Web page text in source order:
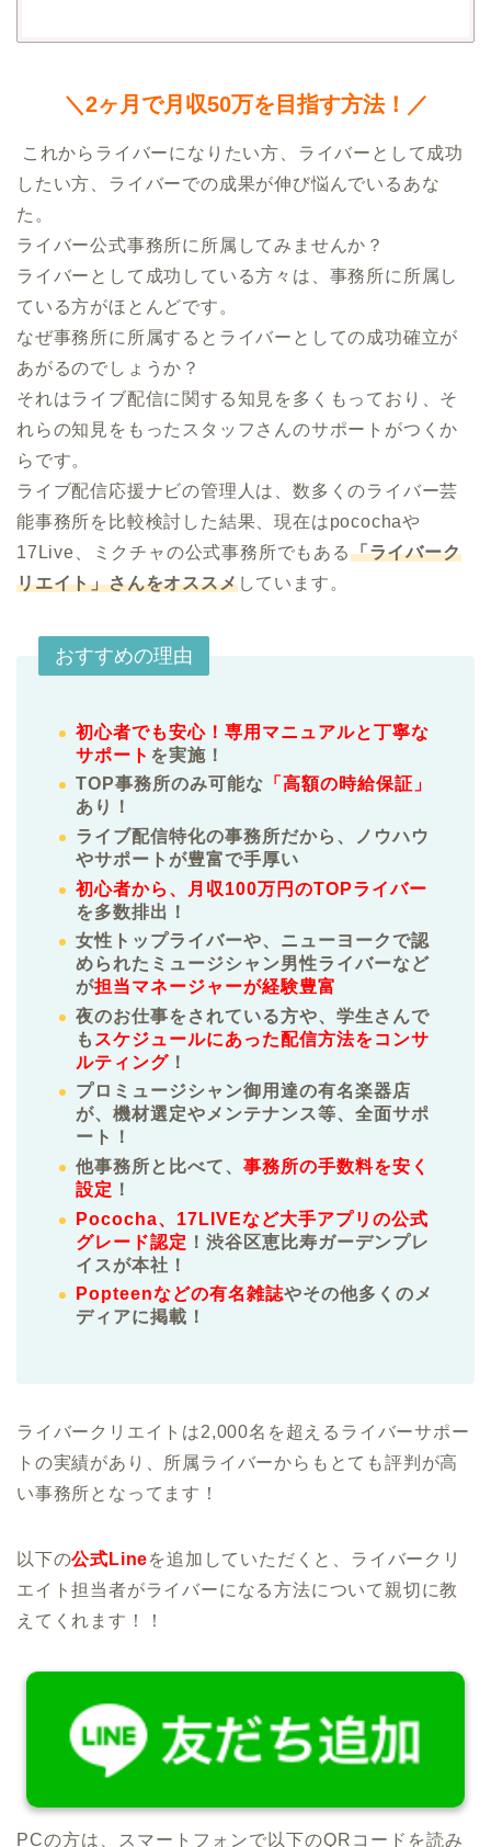
＼2ヶ月で月収50万を目指す方法！／
したい方、ライバーでの成果が伸び悩んでいるあな
た。
ライバー公式事務所に所属してみませんか？
ライバーとして成功している方々は、事務所に所属し
ている方がほとんどです。
なぜ事務所に所属するとライバーとしての成功確立が
あがるのでしょうか？
それはライブ配信に関する知見を多くもっており、そ
れらの知見をもったスタッフさんのサポートがつくか
らです。
ライブ配信応援ナビの管理人は、数多くのライバー芸
能事務所を比較検討した結果、現在はpocochaや
17Live、ミクチャの公式事務所でもある「ライバーク
リエイト」さんをオススメしています。
おすすめの理由
初心者でも安心！専用マニュアルと丁寧な
サポート を実施！
TOP事務所のみ可能な 「高額の時給保証」
あり！
ライブ配信特化の事務所だから、ノウハウ
やサポートが豊富で手厚い
初心者から、月収100万円のTOPライバー
を多数排出！
女性トップライバーや、ニューヨークで認
められたミュージシャン男性ライバーなど
が担当マネージャーが経験豊富
夜のお仕事をされている方や、学生さんで
も スケジュールにあった配信方法をコンサ
ルティング ！
プロミュージシャン御用達の有名楽器店
が、機材選定やメンテナンス等、全面サポ
ート！
他事務所と比べて、 事務所の手数料を安く
設定 ！
Pococha、17LIVEなど大手アプリの公式
グレード認定 ！渋谷区恵比寿ガーデンプレ
イスが本社！
Popteenなどの有名雑誌やその他多くのメ
ディアに掲載！
ライバークリエイトは2,000名を超えるライバーサポー
トの実績があり、所属ライバーからもとても評判が高
い事務所となってます！
以下の公式Lineを追加していただくと、ライバークリ
エイト担当者がライバーになる方法について親切に教
えてくれます！！
PCの方は、スマートフォンで以下のQRコードを読み